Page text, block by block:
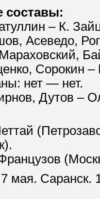
составы:
– К.
Асеведо,
Мараховский,
Сорокин
нет — нет.
Дутов –
мая. Саранск.